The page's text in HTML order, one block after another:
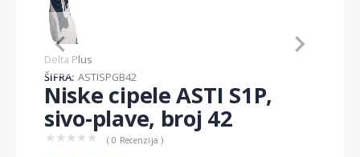
Item
1
of
1
Delta Plus
ŠIFRA: ASTISPGB42
Niske cipele ASTI S1P,
sivo-plave, broj 42
★ ★ ★ ★ ★ ( 0 Recenzija )